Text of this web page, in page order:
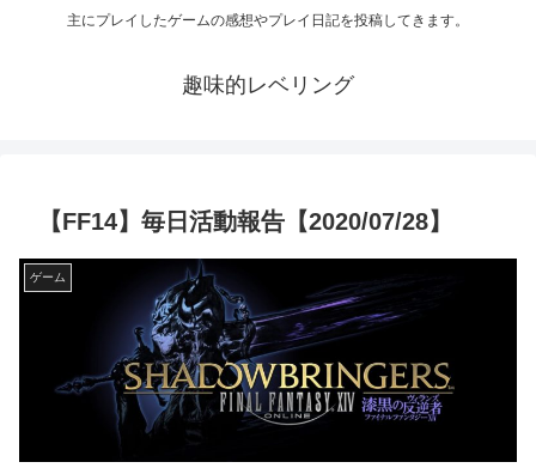
主にプレイしたゲームの感想やプレイ日記を投稿してきます。
趣味的レベリング
【FF14】毎日活動報告【2020/07/28】
ゲーム